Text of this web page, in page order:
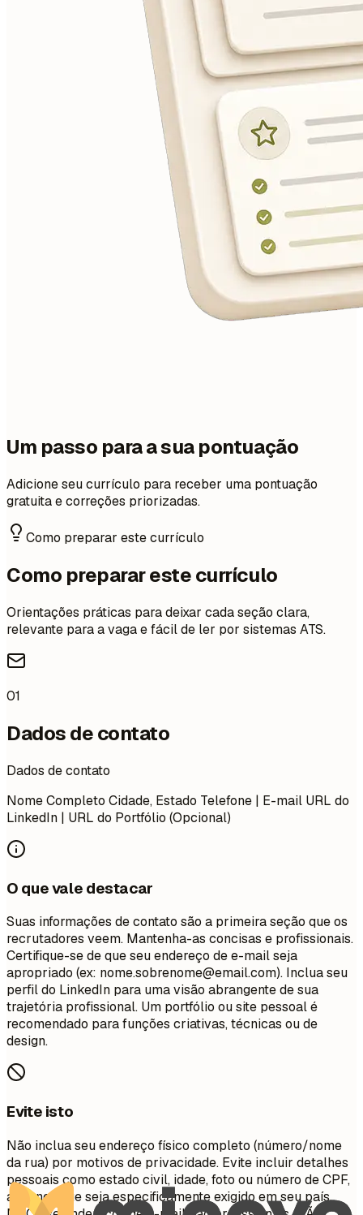
Um passo para a sua pontuação
Adicione seu currículo para receber uma pontuação
gratuita e correções priorizadas.
Como preparar este currículo
Como preparar este currículo
Orientações práticas para deixar cada seção clara,
relevante para a vaga e fácil de ler por sistemas ATS.
01
Dados de contato
Dados de contato
Nome Completo Cidade, Estado Telefone | E-mail URL do
LinkedIn | URL do Portfólio (Opcional)
O que vale destacar
Suas informações de contato são a primeira seção que os
recrutadores veem. Mantenha-as concisas e profissionais.
Certifique-se de que seu endereço de e-mail seja
apropriado (ex: nome.sobrenome@email.com). Inclua seu
perfil do LinkedIn para uma visão abrangente de sua
trajetória profissional. Um portfólio ou site pessoal é
recomendado para funções criativas, técnicas ou de
design.
Evite isto
Não inclua seu endereço físico completo (número/nome
da rua) por motivos de privacidade. Evite incluir detalhes
pessoais como estado civil, idade, foto ou número de CPF,
a menos que seja especificamente exigido em seu país.